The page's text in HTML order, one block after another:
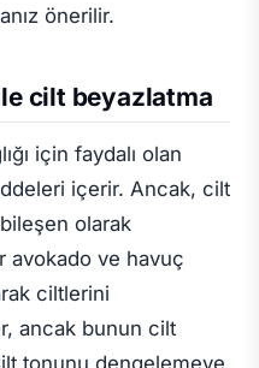
önerilir.
cilt beyazlatma
için faydalı olan
içerir. Ancak, cilt
olarak
avokado ve havuç
ciltlerini
ancak bunun cilt